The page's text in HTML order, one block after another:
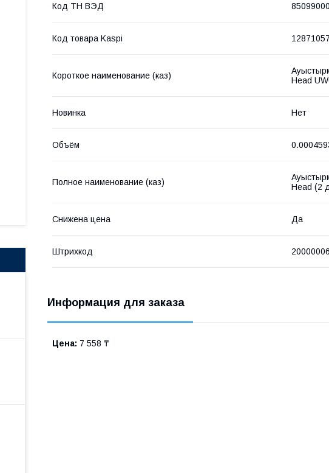
Код ТН ВЭД
Код товара Kaspi
Короткое наименование (каз)
Head
Новинка Нет
Объём
Полное наименование (каз)
Head (2
Снижена цена Да
Штрихкод
Информация для заказа
Цена: 7 558 ₸